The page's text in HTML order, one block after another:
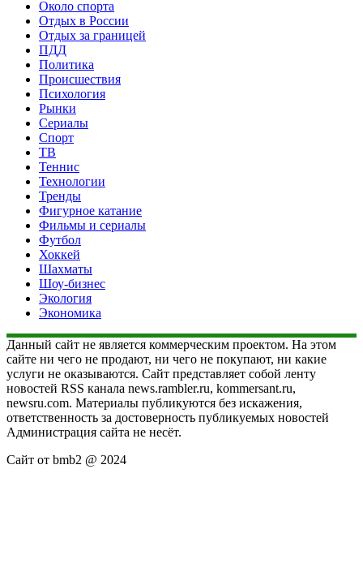
Около спорта
Отдых в России
Отдых за границей
ПДД
Политика
Происшествия
Психология
Рынки
Сериалы
Спорт
ТВ
Теннис
Технологии
Тренды
Фигурное катание
Фильмы и сериалы
Футбол
Хоккей
Шахматы
Шоу-бизнес
Экология
Экономика
Данный сайт не является коммерческим проектом. На этом
сайте ни чего не продают, ни чего не покупают, ни какие
услуги не оказываются. Сайт представляет собой ленту
новостей RSS канала news.rambler.ru, kommersant.ru,
newsru.com. Материалы публикуются без искажения,
ответственность за достоверность публикуемых новостей
Администрация сайта не несёт.
Сайт от bmb2 @ 2024